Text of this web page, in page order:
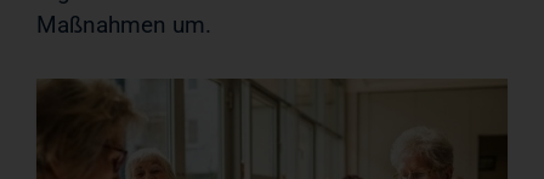
Maßnahmen um.